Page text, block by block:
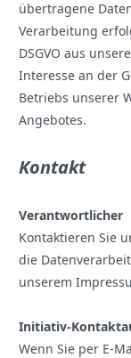
übertragene
Verarbeitung
DSGVO aus
Interesse an der
Betriebs unserer
Angebotes.
Kontakt
Verantwortlicher
Kontaktieren Sie
die
unserem
Initiativ-
Wenn Sie per E-